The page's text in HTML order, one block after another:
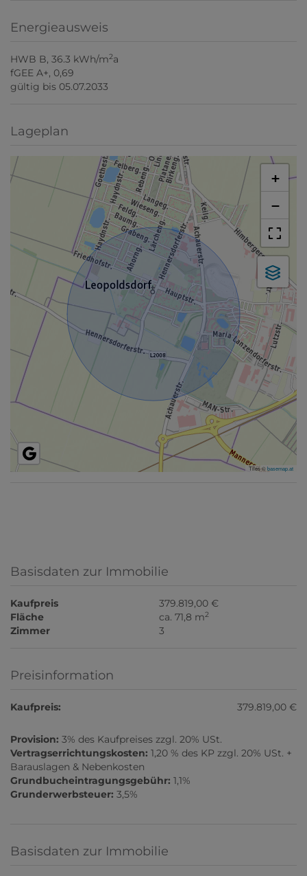
Energieausweis
HWB B, 36.3 kWh/m2a
fGEE A+, 0,69
gültig bis 05.07.2033
Lageplan
+
−
Tiles ©basemap.at
Basisdaten zur Immobilie
Kaufpreis
379.819,00 €
Fläche
ca. 71,8 m2
Zimmer 3
Preisinformation
Kaufpreis: 379.819,00 €
Provision: 3% des Kaufpreises zzgl. 20% USt.
Vertragserrichtungskosten: 1,20 % des KP zzgl. 20% USt. +
Barauslagen & Nebenkosten
Grundbucheintragungsgebühr: 1,1%
Grunderwerbsteuer: 3,5%
Basisdaten zur Immobilie